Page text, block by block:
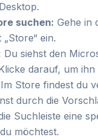
suchen: Gehe in
ein.
Du siehst den
darauf, um
Im Store findest du
durch die
Suchleiste eine
möchtest.